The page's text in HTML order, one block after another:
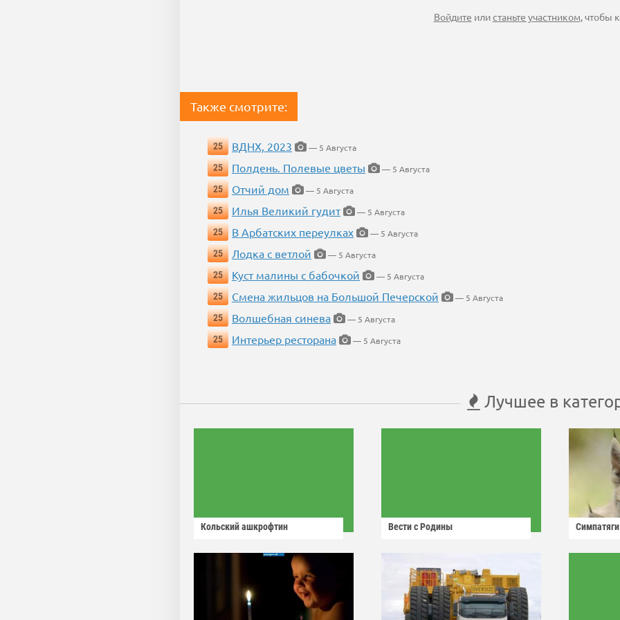
Войдите илистаньте участником, чтобы
Также смотрите:
25 ВДНХ, 2023
— 5 Августа
25
Полдень. Полевые цветы
— 5 Августа
25
Отчий дом
— 5 Августа
25
Илья Великий гудит
— 5 Августа
25
В Арбатских переулках
— 5 Августа
25
Лодка с ветлой
— 5 Августа
25
Куст малины с бабочкой
— 5 Августа
25
Смена жильцов на Большой Печерской
— 5 Августа
25
Волшебная синева
— 5 Августа
25
Интерьер ресторана — 5 Августа
Лучшее в
Кольский ашкрофтин Вести с Родины Симпатяги